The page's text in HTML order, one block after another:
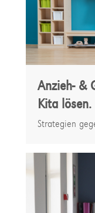
Anzieh- &
Kita lösen.
Strategien